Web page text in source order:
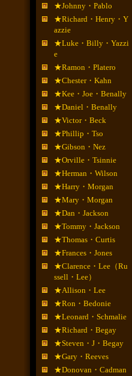
★Johnny・Pablo
★Richard・Henry・Y
azzie
★Luke・Billy・Yazzi
e
★Ramon・Platero
★Chester・Kahn
★Kee・Joe・Benally
★Daniel・Benally
★Victor・Beck
★Phillip・Tso
★Gibson・Nez
★Orville・Tsinnie
★Herman・Wilson
★Harry・Morgan
★Mary・Morgan
★Dan・Jackson
★Tommy・Jackson
★Thomas・Curtis
★Frances・Jones
★Clarence・Lee（Ru
ssell・Lee）
★Allison・Lee
★Ron・Bedonie
★Leonard・Schmalie
★Richard・Begay
★Steven・J・Begay
★Gary・Reeves
★Donovan・Cadman